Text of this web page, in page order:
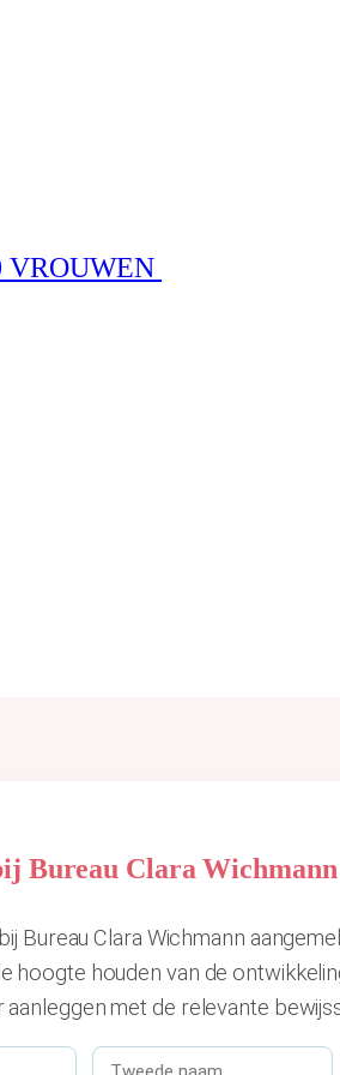
VROUWEN
Bureau Clara Wichmann
Bureau Clara Wichmann
hoogte houden van de
aanleggen met de relevante
T